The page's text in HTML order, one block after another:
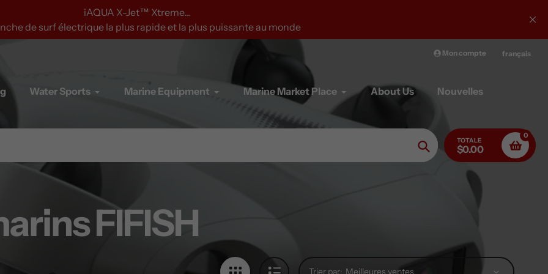
puissante au monde
Mon compte français
Water Sports Marine Equipment Marine Market Place About Us
Nouvelles
Chercher
TOTALE
$0.00
0
FIFISH
Trier par: